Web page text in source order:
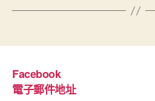
Facebook
電子郵件地址